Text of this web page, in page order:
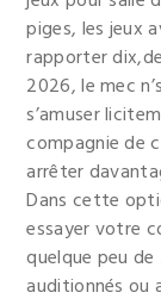
piges, les jeux
rapporter
2026, le mec
s’amuser
compagnie de
arrêter
Dans cette
essayer votre
quelque peu
auditionnés ou